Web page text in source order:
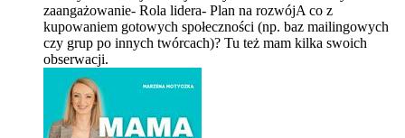
zaangażowanie- Rola lidera- Plan na rozwójA co z
kupowaniem gotowych społeczności (np. baz mailingowych
czy grup po innych twórcach)? Tu też mam kilka swoich
obserwacji.